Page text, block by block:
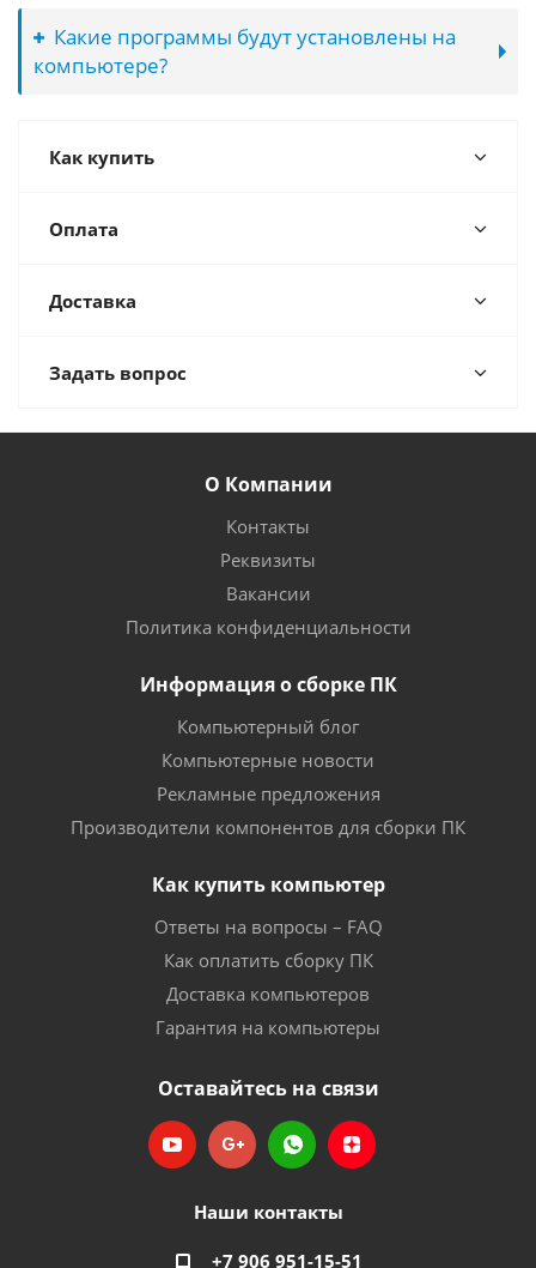
Какие программы будут установлены на
компьютере?
Как купить
Оплата
Доставка
Задать вопрос
О Компании
Контакты
Реквизиты
Вакансии
Политика конфиденциальности
Информация о сборке ПК
Компьютерный блог
Компьютерные новости
Рекламные предложения
Производители компонентов для сборки ПК
Как купить компьютер
Ответы на вопросы – FAQ
Как оплатить сборку ПК
Доставка компьютеров
Гарантия на компьютеры
Оставайтесь на связи
Наши контакты
+7 906 951-15-51